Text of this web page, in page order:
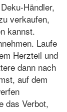
Händler,
verkaufen,
kannst.
Laufe
Herzteil und
dann nach
auf dem
das Verbot,